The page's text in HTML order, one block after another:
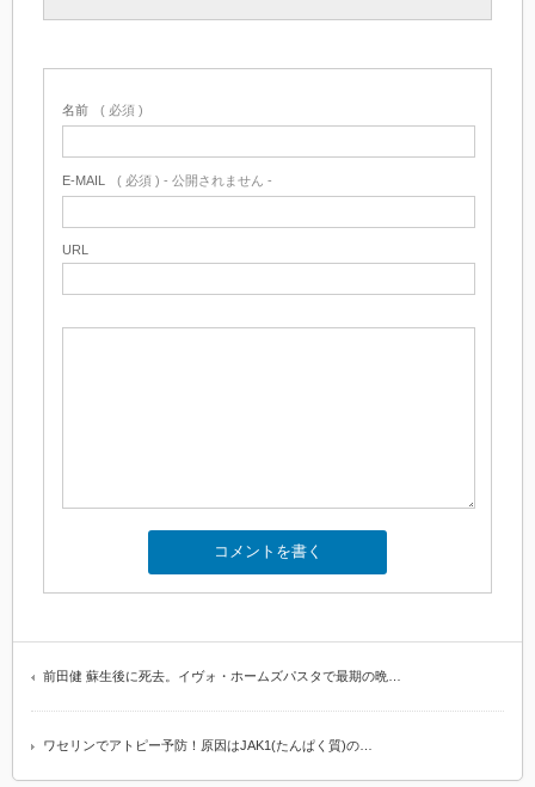
名前 ( 必須 )
E-MAIL ( 必須 ) - 公開されません -
URL
前田健 蘇生後に死去。イヴォ・ホームズパスタで最期の晩…
ワセリンでアトピー予防！原因はJAK1(たんぱく質)の…